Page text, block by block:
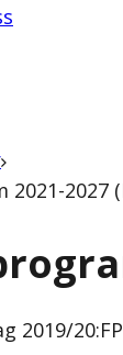
2021-2027
2019/